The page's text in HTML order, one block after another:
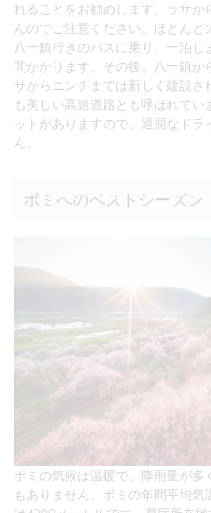
れることをお勧めします。ラサ
んのでご注意ください。ほとん
八一鎮行きのバスに乗り、一泊
間かかります。その後、八一鎮か
サからニンチまでは新しく建設さ
も美しい高速道路とも呼ばれて
ットがありますので、退屈なド
ん。
ボミへのベストシーズン
ボミの気候は温暖で、降雨量が
もありません。ボミの年間平均